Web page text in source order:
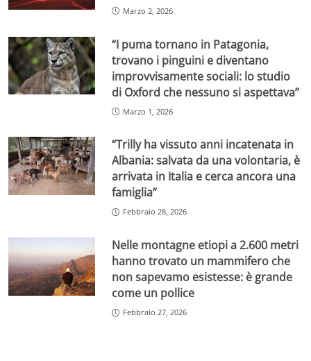
Marzo 2, 2026
“I puma tornano in Patagonia,
trovano i pinguini e diventano
improvvisamente sociali: lo studio
di Oxford che nessuno si aspettava”
Marzo 1, 2026
“Trilly ha vissuto anni incatenata in
Albania: salvata da una volontaria, è
arrivata in Italia e cerca ancora una
famiglia”
Febbraio 28, 2026
Nelle montagne etiopi a 2.600 metri
hanno trovato un mammifero che
non sapevamo esistesse: è grande
come un pollice
Febbraio 27, 2026